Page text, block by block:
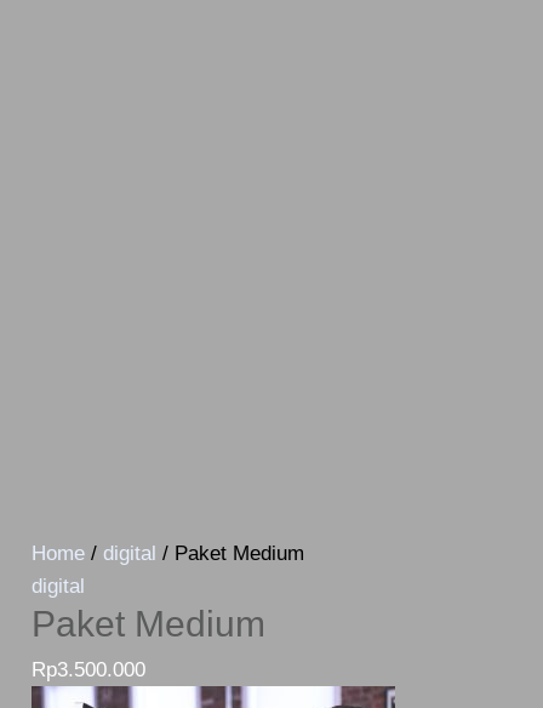
Home / digital / Paket Medium
digital
Paket Medium
Rp3.500.000